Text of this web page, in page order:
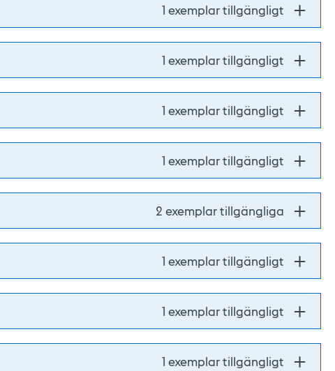
1 exemplar tillgängligt
1 exemplar tillgängligt
1 exemplar tillgängligt
1 exemplar tillgängligt
2 exemplar tillgängliga
1 exemplar tillgängligt
1 exemplar tillgängligt
1 exemplar tillgängligt